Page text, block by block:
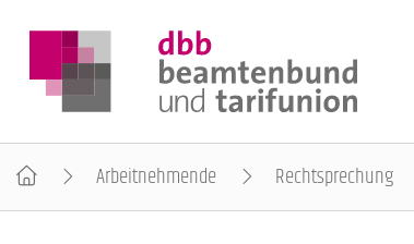
Arbeitnehmende Rechtsprechung